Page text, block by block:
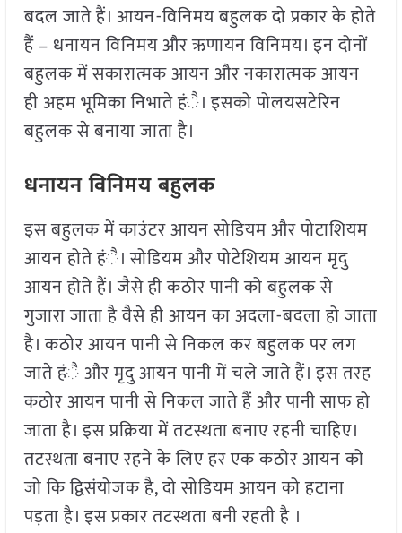
बदल जाते हैं। आयन-विनिमय बहुलक दो प्रकार के होते
हैं – धनायन विनिमय और ऋणायन विनिमय। इन दोनों
बहुलक में सकारात्मक आयन और नकारात्मक आयन
ही अहम भूमिका निभाते हंै। इसको पोलयसटेरिन
बहुलक से बनाया जाता है।
धनायन विनिमय बहुलक
इस बहुलक में काउंटर आयन सोडियम और पोटाशियम
आयन होते हंै। सोडियम और पोटेशियम आयन मृदु
आयन होते हैं। जैसे ही कठोर पानी को बहुलक से
गुजारा जाता है वैसे ही आयन का अदला-बदला हो जाता
है। कठोर आयन पानी से निकल कर बहुलक पर लग
जाते हंै और मृदु आयन पानी में चले जाते हैं। इस तरह
कठोर आयन पानी से निकल जाते हैं और पानी साफ हो
जाता है। इस प्रक्रिया में तटस्थता बनाए रहनी चाहिए।
तटस्थता बनाए रहने के लिए हर एक कठोर आयन को
जो कि द्विसंयोजक है, दो सोडियम आयन को हटाना
पड़ता है। इस प्रकार तटस्थता बनी रहती है ।